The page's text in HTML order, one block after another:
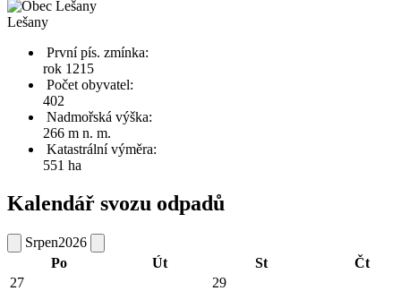
Lešany
První pís. zmínka:
rok 1215
Počet obyvatel:
402
Nadmořská výška:
266 m n. m.
Katastrální výměra:
551 ha
Kalendář svozu odpadů
Srpen2026
Po
Út St
Čt
27
29